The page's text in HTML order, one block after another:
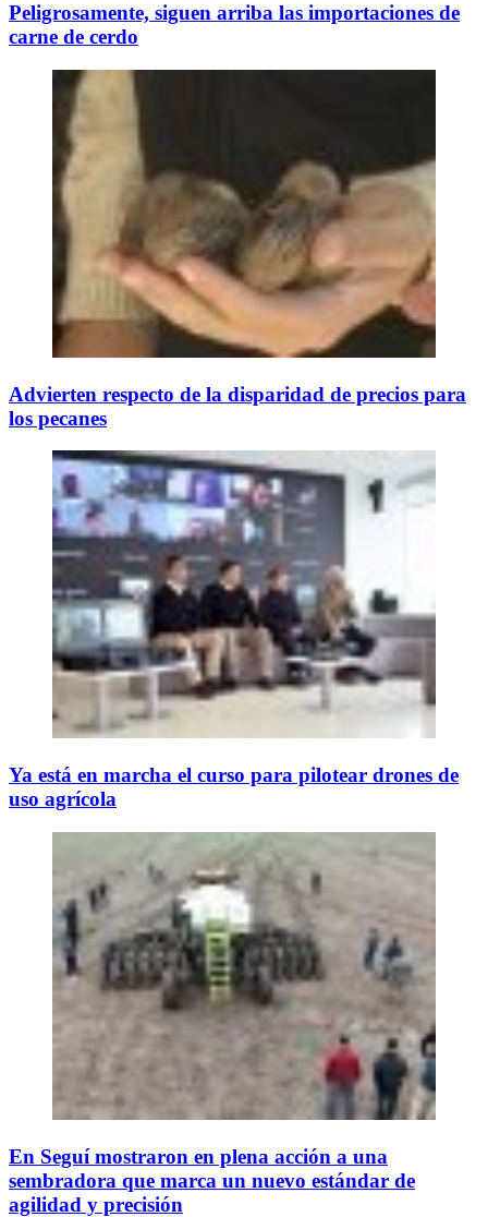
Peligrosamente, siguen arriba las importaciones de
carne de cerdo
Advierten respecto de la disparidad de precios para
los pecanes
Ya está en marcha el curso para pilotear drones de
uso agrícola
En Seguí mostraron en plena acción a una
sembradora que marca un nuevo estándar de
agilidad y precisión